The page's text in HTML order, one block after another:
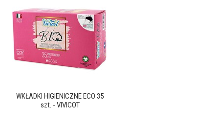
WKŁADKI HIGIENICZNE ECO 35
szt. - VIVICOT